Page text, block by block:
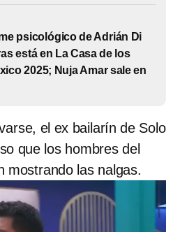
psicológico de Adrián Di
está en La Casa de los
2025; Nuja Amar sale en
el ex bailarín de Solo
que los hombres del
mostrando las nalgas.